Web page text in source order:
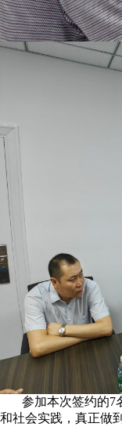
参加本次签约的7名
和社会实践，真正做